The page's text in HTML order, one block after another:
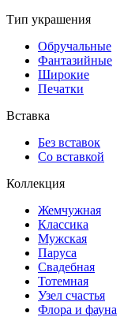
Тип украшения
Обручальные
Фантазийные
Широкие
Печатки
Вставка
Без вставок
Со вставкой
Коллекция
Жемчужная
Классика
Мужская
Паруса
Свадебная
Тотемная
Узел счастья
Флора и фауна